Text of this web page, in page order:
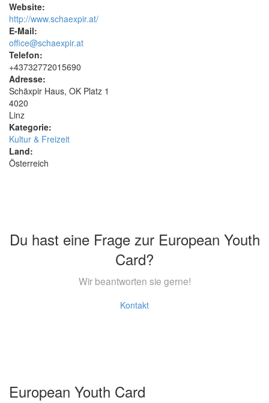
Website:
http://www.schaexpir.at/
E-Mail:
office@schaexpir.at
Telefon:
+43732772015690
Adresse:
Schäxpir Haus, OK Platz 1
4020
Linz
Kategorie:
Kultur & Freizeit
Land:
Österreich
Du hast eine Frage zur European Youth
Card?
Wir beantworten sie gerne!
Kontakt
European Youth Card